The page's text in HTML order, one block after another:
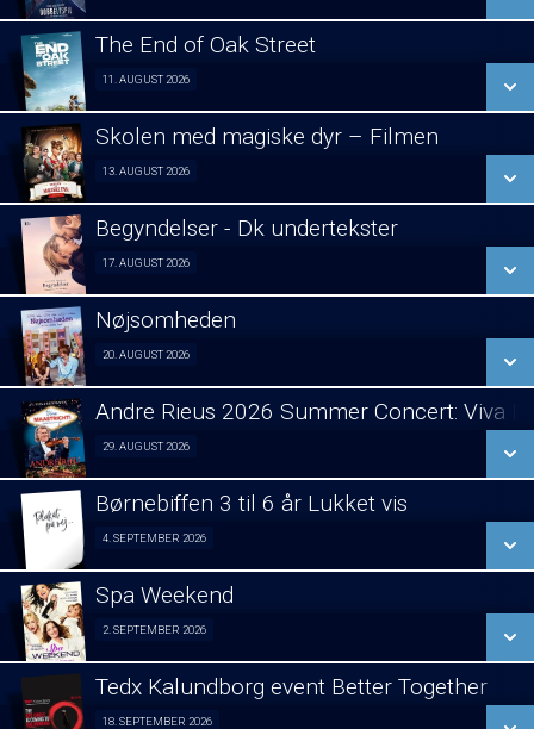
LÆS MERE
LÆS MERE
The End of Oak Street
11. AUGUST 2026Forpremiere 11/08
LÆS MERE
Skolen med magiske dyr – Filmen
13. AUGUST 2026
LÆS MERE
Begyndelser - Dk undertekster
17. AUGUST 2026
Asta pris vinder 2026 visning 17/08
LÆS MERE
Nøjsomheden
20. AUGUST 2026Forpremiere 20/08
LÆS MERE
Andre Rieus 2026 Summer Concert: Viva
29. AUGUST 2026
LÆS MERE
Børnebiffen 3 til 6 år Lukket vis
4. SEPTEMBER 2026
LÆS MERE
Spa Weekend
2. SEPTEMBER 2026Girls night out 02/09
SE ALLE DAGE
Tedx Kalundborg event Better Together
18. SEPTEMBER 2026